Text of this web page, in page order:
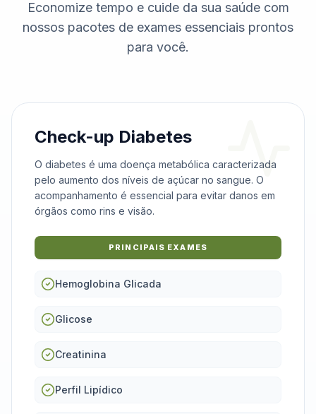
Economize tempo e cuide da sua saúde com
nossos pacotes de exames essenciais prontos
para você.
Check-up Diabetes
O diabetes é uma doença metabólica caracterizada
pelo aumento dos níveis de açúcar no sangue. O
acompanhamento é essencial para evitar danos em
órgãos como rins e visão.
PRINCIPAIS EXAMES
Hemoglobina Glicada
Glicose
Creatinina
Perfil Lipídico